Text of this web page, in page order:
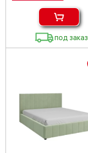
под заказ